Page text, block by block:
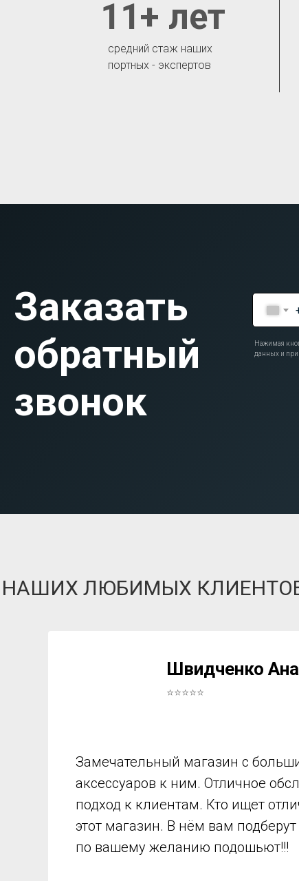
средний стаж наших
портных - экспертов
11+ лет
Заказать
обратный
звонок
Нажимая
данных и
ЛЮБИМЫХ
Швидченко
⭐⭐⭐⭐⭐
Замечательный магазин с
аксессуаров к ним. Отличное
подход к клиентам. Кто ищет
этот магазин. В нём вам
по вашему желанию подошьют!!!